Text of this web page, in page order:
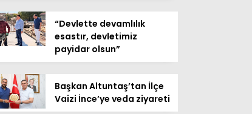
“Devlette devamlılık
esastır, devletimiz
payidar olsun”
Başkan Altuntaş’tan İlçe
Vaizi İnce’ye veda ziyareti